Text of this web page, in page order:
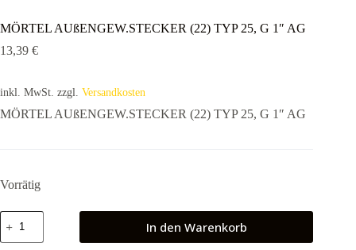
MÖRTEL AUßENGEW.STECKER (22) TYP 25, G 1″ AG
13,39 €
inkl. MwSt. zzgl. Versandkosten
MÖRTEL AUßENGEW.STECKER (22) TYP 25, G 1″ AG
Vorrätig
MÖRTEL
AUßENGEW.STECKER
(22)
In den Warenkorb